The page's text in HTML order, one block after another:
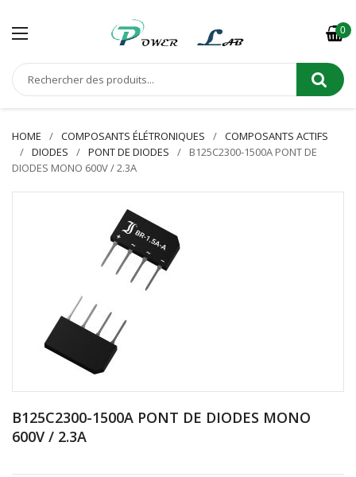
0
HOME COMPOSANTS ÉLÉTRONIQUES
COMPOSANTS ACTIFS
DIODES
PONT DE DIODES
B125C2300-1500A PONT DE
DIODES MONO 600V / 2.3A
B125C2300-1500A PONT DE DIODES MONO
600V / 2.3A